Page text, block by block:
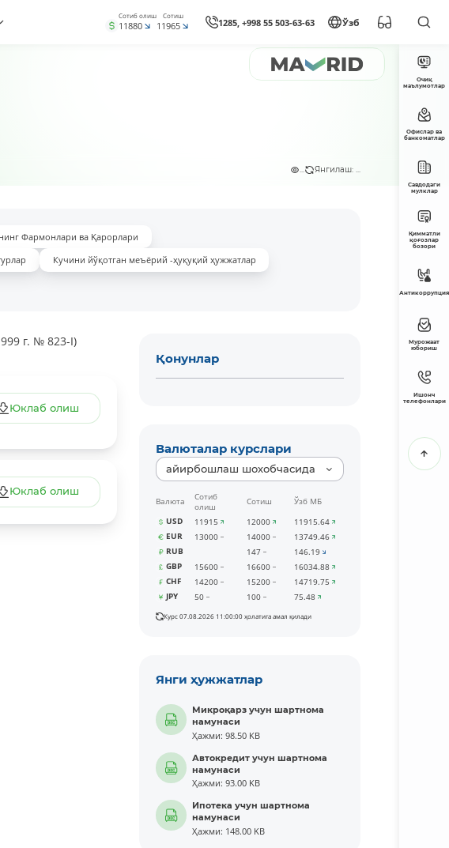
Сотиб олиш
11880
Сотиш
11965 1285, +998 55 503-63-63 Ўзб
... Янгилаш: ...
Фармонлари ва Қарорлари
Кучини йўқотган меъёрий -ҳуқуқий ҳужжатлар
г. № 823-I)
Юклаб олиш
Юклаб олиш
Қонунлар
Валюталар курслари
айирбошлаш шохобчасида
Валюта
Сотиб
олиш
Сотиш
Ўзб МБ
USD
11915 12000
11915.64
EUR
13000 14000
13749.46
RUB
147
146.19
GBP
15600 16600
16034.88
CHF
14200 15200
14719.75
JPY
50 100 75.48
Курс 07.08.2026 11:00:00 ҳолатига амал қилади
Янги ҳужжатлар
Микроқарз учун шартнома
намунаси
Ҳажми: 98.50 KB
Автокредит учун шартнома
намунаси
Ҳажми: 93.00 KB
Ипотека учун шартнома
намунаси
Ҳажми: 148.00 KB
Очиқ
маълумотлар
Офислар ва
банкоматлар
Савдодаги
мулклар
Қимматли
қоғозлар
бозори
Антикоррупция
Мурожаат
юбориш
Ишонч
телефонлари